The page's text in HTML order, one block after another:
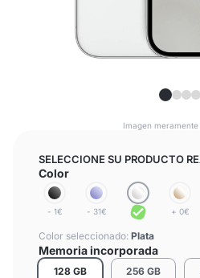
Imagen meramente
SELECCIONE SU PRODUCTO
Color
- 1€ - 31€ + 0€
Color seleccionado: Plata
Memoria incorporada
128 GB 256 GB